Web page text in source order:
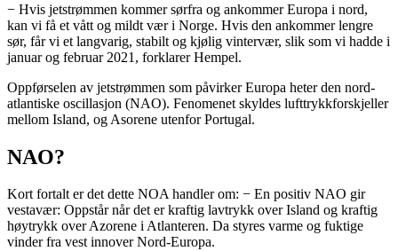
− Hvis jetstrømmen kommer sørfra og ankommer Europa i nord,
kan vi få et vått og mildt vær i Norge. Hvis den ankommer lengre
sør, får vi et langvarig, stabilt og kjølig vintervær, slik som vi hadde i
januar og februar 2021, forklarer Hempel.
Oppførselen av jetstrømmen som påvirker Europa heter den nord-
atlantiske oscillasjon (NAO). Fenomenet skyldes lufttrykkforskjeller
mellom Island, og Asorene utenfor Portugal.
NAO?
Kort fortalt er det dette NOA handler om: − En positiv NAO gir
vestavær: Oppstår når det er kraftig lavtrykk over Island og kraftig
høytrykk over Azorene i Atlanteren. Da styres varme og fuktige
vinder fra vest innover Nord-Europa.